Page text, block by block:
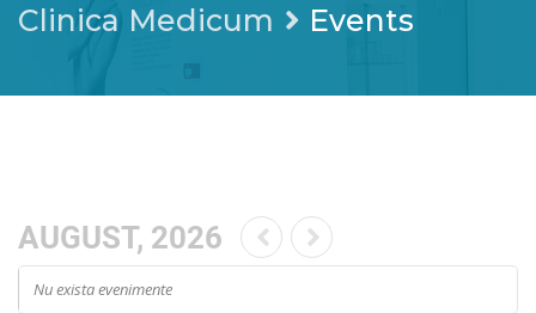
Clinica Medicum Events
AUGUST, 2026
Nu exista evenimente